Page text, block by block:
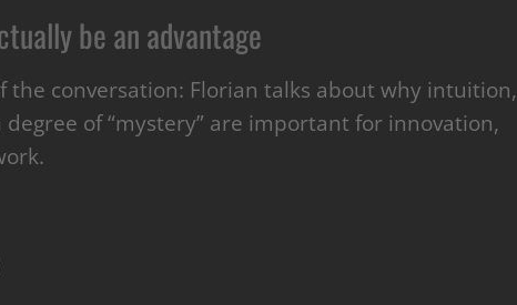
be an advantage
conversation: Florian talks about why intuition,
of “mystery” are important for innovation,